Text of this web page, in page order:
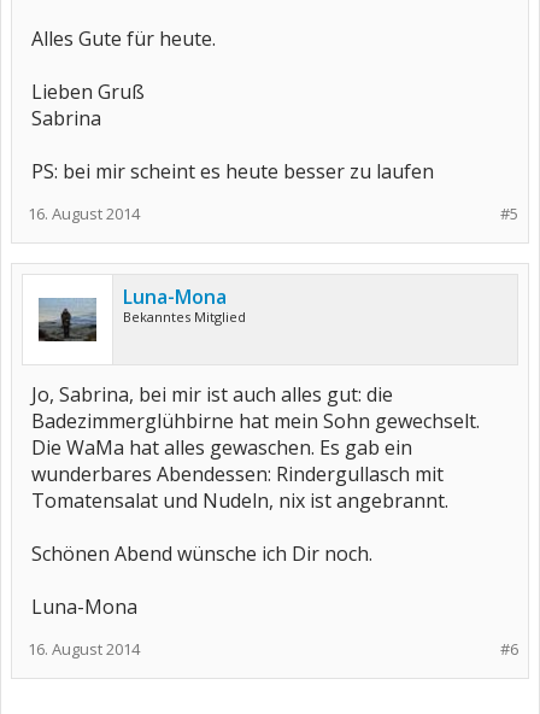
Alles Gute für heute.
Lieben Gruß
Sabrina
PS: bei mir scheint es heute besser zu laufen
#5
16. August 2014
Luna-Mona
Bekanntes Mitglied
Jo, Sabrina, bei mir ist auch alles gut: die
Badezimmerglühbirne hat mein Sohn gewechselt.
Die WaMa hat alles gewaschen. Es gab ein
wunderbares Abendessen: Rindergullasch mit
Tomatensalat und Nudeln, nix ist angebrannt.
Schönen Abend wünsche ich Dir noch.
Luna-Mona
#6
16. August 2014